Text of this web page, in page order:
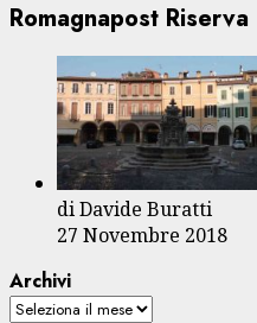
Romagnapost Riserva
di Davide Buratti
27 Novembre 2018
Archivi